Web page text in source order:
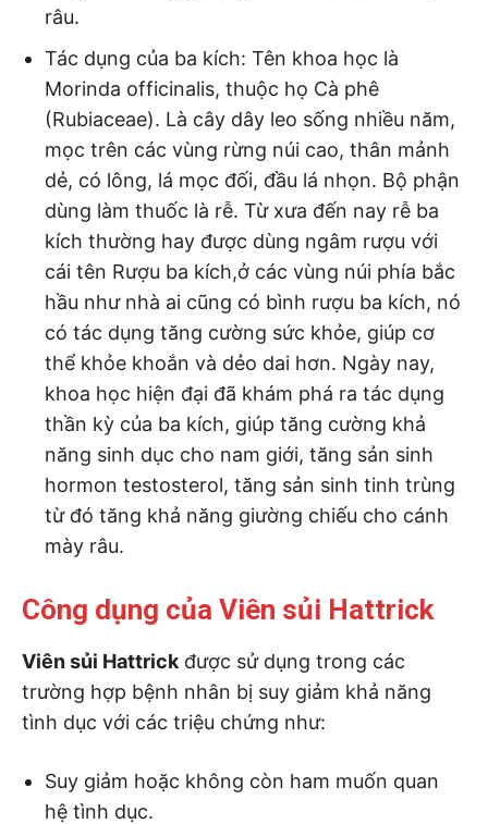
râu.
Tác dụng của ba kích: Tên khoa học là
Morinda officinalis, thuộc họ Cà phê
(Rubiaceae). Là cây dây leo sống nhiều năm,
mọc trên các vùng rừng núi cao, thân mảnh
dẻ, có lông, lá mọc đối, đầu lá nhọn. Bộ phận
dùng làm thuốc là rễ. Từ xưa đến nay rễ ba
kích thường hay được dùng ngâm rượu với
cái tên Rượu ba kích,ở các vùng núi phía bắc
hầu như nhà ai cũng có bình rượu ba kích, nó
có tác dụng tăng cường sức khỏe, giúp cơ
thể khỏe khoắn và dẻo dai hơn. Ngày nay,
khoa học hiện đại đã khám phá ra tác dụng
thần kỳ của ba kích, giúp tăng cường khả
năng sinh dục cho nam giới, tăng sản sinh
hormon testosterol, tăng sản sinh tinh trùng
từ đó tăng khả năng giường chiếu cho cánh
mày râu.
Công dụng của Viên sủi Hattrick
Viên sủi Hattrick được sử dụng trong các
trường hợp bệnh nhân bị suy giảm khả năng
tình dục với các triệu chứng như:
Suy giảm hoặc không còn ham muốn quan
hệ tình dục.